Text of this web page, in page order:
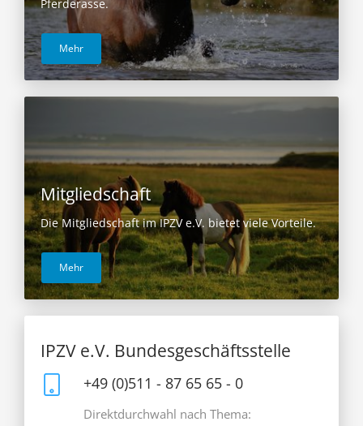
Pferderasse.
Mehr
Mitgliedschaft
Die Mitgliedschaft im IPZV e.V. bietet viele Vorteile.
Mehr
IPZV e.V. Bundesgeschäftsstelle
+49 (0)511 - 87 65 65 - 0
Direktdurchwahl nach Thema: